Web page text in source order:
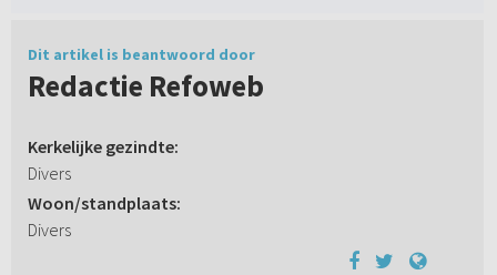
Dit artikel is beantwoord door
Redactie Refoweb
Kerkelijke gezindte:
Divers
Woon/standplaats:
Divers